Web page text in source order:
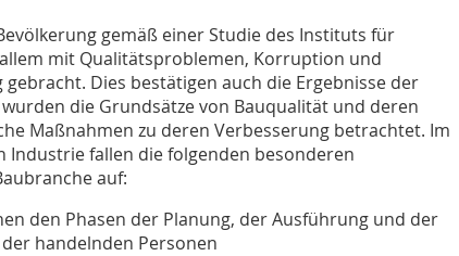
gemäß einer Studie des Instituts für
mit Qualitätsproblemen, Korruption und
Dies bestätigen auch die Ergebnisse der
die Grundsätze von Bauqualität und deren
Maßnahmen zu deren Verbesserung betrachtet. Im
Industrie fallen die folgenden besonderen
auf:
den Phasen der Planung, der Ausführung und der
handelnden Personen